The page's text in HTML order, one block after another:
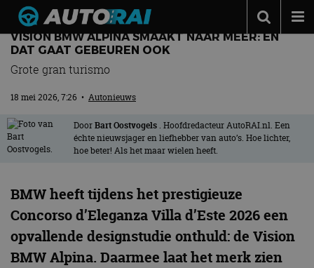
Autonieuws
Podcast
Autotests
Automerken
Adverteren
MotorRAI.nl
VISION BMW ALPINA SMAAKT NAAR MEER: EN
DAT GAAT GEBEUREN OOK
Grote gran turismo
18 mei 2026, 7:26 • Autonieuws
DoorBart Oostvogels . Hoofdredacteur AutoRAI.nl. Een
échte nieuwsjager en liefhebber van auto’s. Hoe lichter,
hoe beter! Als het maar wielen heeft.
BMW heeft tijdens het prestigieuze
Concorso d’Eleganza Villa d’Este 2026 een
opvallende designstudie onthuld: de Vision
BMW Alpina. Daarmee laat het merk zien